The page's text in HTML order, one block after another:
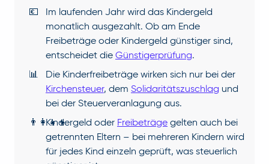
💶
Im laufenden Jahr wird das Kindergeld
monatlich ausgezahlt. Ob am Ende
Freibeträge oder Kindergeld günstiger sind,
entscheidet die Günstigerprüfung.
📊
Die Kinderfreibeträge wirken sich nur bei der
Kirchensteuer, dem Solidaritätszuschlag und
bei der Steuerveranlagung aus.
👨‍👩‍👧‍👦
Kindergeld oder Freibeträge gelten auch bei
getrennten Eltern – bei mehreren Kindern wird
für jedes Kind einzeln geprüft, was steuerlich